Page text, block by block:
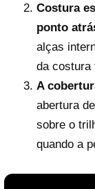
Costura
ponto
alças
da costura
A
abertura
sobre o
quando a